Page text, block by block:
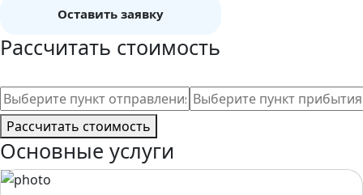
Оставить заявку
Рассчитать стоимость
Рассчитать стоимость
Основные услуги